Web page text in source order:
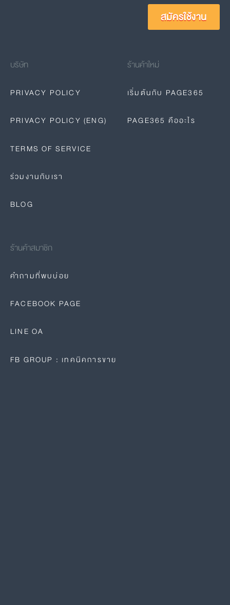
สมัครใช้งาน
บริษัท
PRIVACY POLICY
PRIVACY POLICY (ENG)
TERMS OF SERVICE
ร่วมงานกับเรา
BLOG
ร้านค้าใหม่
เริ่มต้นกับ PAGE365
PAGE365 คืออะไร
ร้านค้าสมาชิก
คำถามที่พบบ่อย
FACEBOOK PAGE
LINE OA
FB GROUP : เทคนิคการขาย